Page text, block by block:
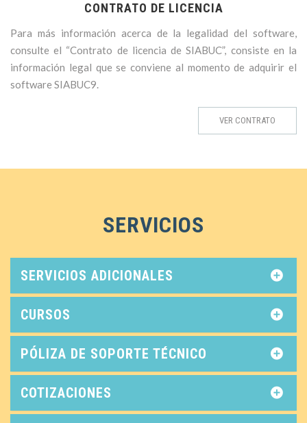
CONTRATO DE LICENCIA
Para más información acerca de la legalidad del software,
consulte el “Contrato de licencia de SIABUC”, consiste en la
información legal que se conviene al momento de adquirir el
software SIABUC9.
VER CONTRATO
SERVICIOS
SERVICIOS ADICIONALES
CURSOS
PÓLIZA DE SOPORTE TÉCNICO
COTIZACIONES